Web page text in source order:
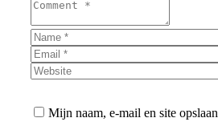
Mijn naam, e-mail en site